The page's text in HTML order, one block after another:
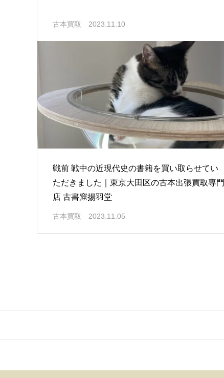
古本買取 2023.11.10
戦前 戦中の近現代史の書籍を買い取らせてい
ただきました｜東京大田区の古本出張買取専門
店 古書窟揚羽堂
古本買取 2023.11.05